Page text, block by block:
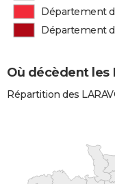
Département
Département
Où décèdent les
Répartition des